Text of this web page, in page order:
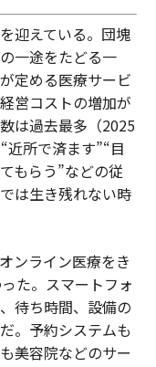
迎えている。団塊
一途をたどる一
定める医療サービ
営コストの増加が
は過去最多（2025
所で済ます”“目
もらう”などの従
は生き残れない時
ンライン医療をき
た。スマートフォ
待ち時間、設備の
。予約システムも
美容院などのサー